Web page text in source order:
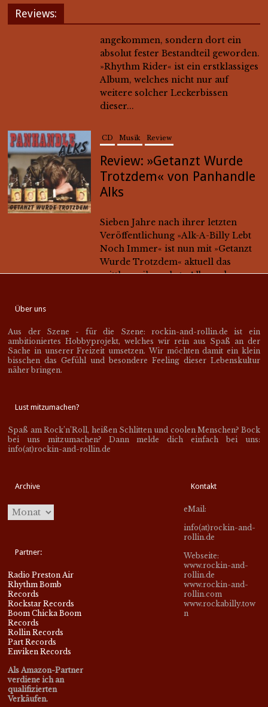
Reviews:
CD Musik Review
Review: »Getanzt Wurde
Trotzdem« von Panhandle
Alks
Sieben Jahre nach ihrer letzten
Veröffentlichung »Alk-A-Billy Lebt
Noch Immer« ist nun mit »Getanzt
Wurde Trotzdem« aktuell das
mittlerweile sechste Album der
»Panhandle Alks« erschienen,
Vinyl inkl. CD zu kaufen ist. Die
insgesamt...
CD Musik Review
Mafia
»Signature in Blood« ist ein
CD Musik Review
Review: »3-Ton Therapie«
»Heavy Teddys« ein richtig klasse
Album rausgeschossen und zeigen,
dass sie auch in neuer Formation
musikalisch auch weiterhin richtig
einen drauf machen können. Eher
sogar noch eine gewaltige Schippe
drauflegen. Klasse...
Über uns
Aus der Szene - für die Szene: rockin-and-rollin.de ist ein
ambitioniertes Hobbyprojekt, welches wir rein aus Spaß an der
Sache in unserer Freizeit umsetzen. Wir möchten damit ein klein
bisschen das Gefühl und besondere Feeling dieser Lebenskultur
näher bringen.
Lust mitzumachen?
Spaß am Rock’n’Roll, heißen Schlitten und coolen Menschen? Bock
bei uns mitzumachen? Dann melde dich einfach bei uns:
info(at)rockin-and-rollin.de
Archive
Partner:
Radio Preston Air
Rhythm Bomb
Records
Rockstar Records
Boom Chicka Boom
Records
Rollin Records
Part Records
Enviken Records
Als Amazon-Partner
verdiene ich an
qualifizierten
Verkäufen.
Kontakt
eMail:
info(at)rockin-and-
rollin.de
Webseite:
www.rockin-and-
rollin.de
www.rockin-and-
rollin.com
www.rockabilly.tow
n